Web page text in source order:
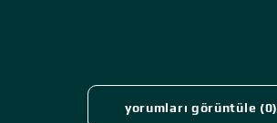
yorumları görüntüle (0)